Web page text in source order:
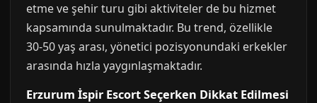
etme ve şehir turu gibi aktiviteler de bu hizmet
kapsamında sunulmaktadır. Bu trend, özellikle
30-50 yaş arası, yönetici pozisyonundaki erkekler
arasında hızla yaygınlaşmaktadır.
Erzurum İspir Escort Seçerken Dikkat Edilmesi